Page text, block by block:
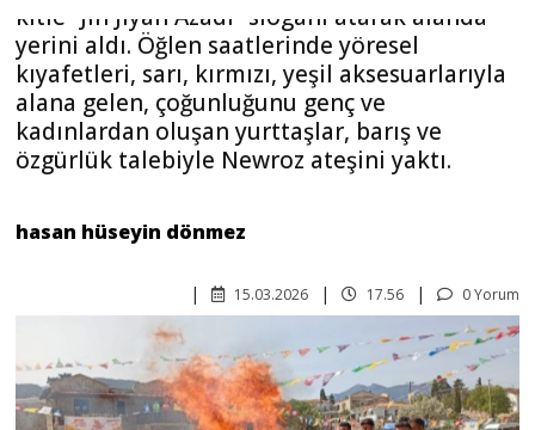
kitle “Jin Jiyan Azadi” sloganı atarak alanda
yerini aldı. Öğlen saatlerinde yöresel
kıyafetleri, sarı, kırmızı, yeşil aksesuarlarıyla
alana gelen, çoğunluğunu genç ve
kadınlardan oluşan yurttaşlar, barış ve
özgürlük talebiyle Newroz ateşini yaktı.
hasan hüseyin dönmez
0 Yorum
17.56
15.03.2026